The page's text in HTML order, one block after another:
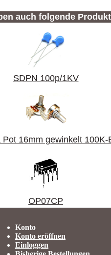
auch folgende
SDPN 100p/1KV
Pot 16mm gewinkelt 100K-
OP07CP
Konto
Konto eröffnen
Einloggen